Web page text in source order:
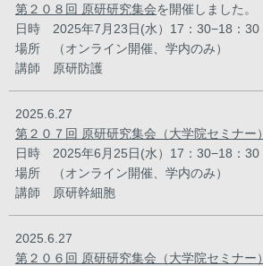
第２０８回 原研研究集会を開催しました。
日時 2025年7月23日(水）17：30−18：30
場所 （オンライン開催、学内のみ）
講師 原研防護
2025.6.27
第２０７回 原研研究集会（大学院セミナー）
日時 2025年6月25日(水）17：30−18：30
場所 （オンライン開催、学内のみ）
講師 原研幹細胞
2025.6.27
第２０６回 原研研究集会（大学院セミナー）